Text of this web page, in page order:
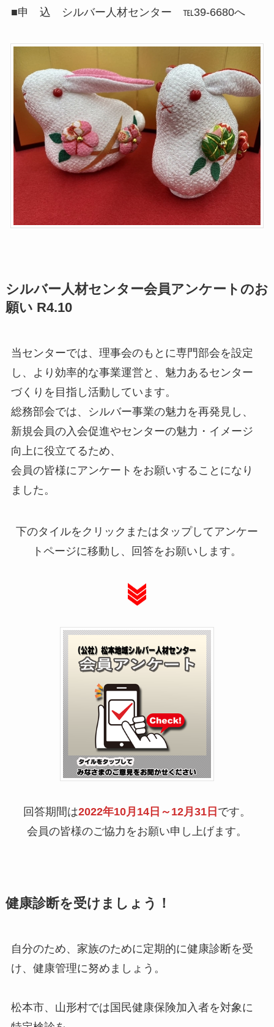
■申 込 シルバー人材センター ℡39-6680へ
シルバー人材センター会員アンケートのお
願い R4.10
当センターでは、理事会のもとに専門部会を設定
し、より効率的な事業運営と、魅力あるセンター
づくりを目指し活動しています。
総務部会では、シルバー事業の魅力を再発見し、
新規会員の入会促進やセンターの魅力・イメージ
向上に役立てるため、
会員の皆様にアンケートをお願いすることになり
ました。
下のタイルをクリックまたはタップしてアンケー
トページに移動し、回答をお願いします。
回答期間は2022年10月14日～12月31日 です。
会員の皆様のご協力をお願い申し上げます。
健康診断を受けましょう！
自分のため、家族のために定期的に健康診断を受
け、健康管理に努めましょう。
松本市、山形村では国民健康保険加入者を対象に